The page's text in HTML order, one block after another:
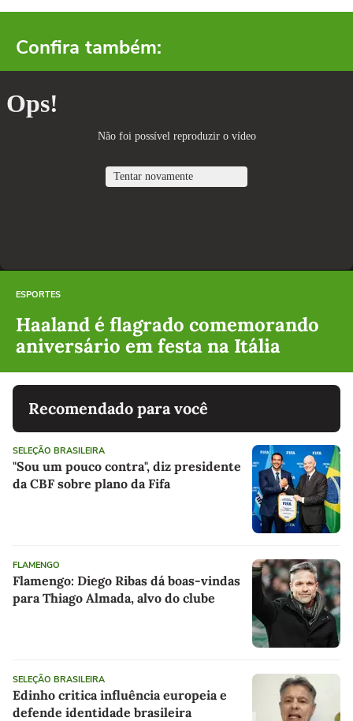
Confira também:
ESPORTES
Haaland é flagrado comemorando
aniversário em festa na Itália
Recomendado para você
SELEÇÃO BRASILEIRA
"Sou um pouco contra", diz presidente
da CBF sobre plano da Fifa
FLAMENGO
Flamengo: Diego Ribas dá boas-vindas
para Thiago Almada, alvo do clube
SELEÇÃO BRASILEIRA
Edinho critica influência europeia e
defende identidade brasileira